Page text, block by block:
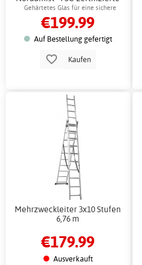
Hemlocktanne
Gehärtetes Glas für eine sichere
Saunaumgebung
€199.99
Auf Bestellung gefertigt
Kaufen
Mehrzweckleiter 3x10 Stufen
6,76 m
€179.99
Ausverkauft